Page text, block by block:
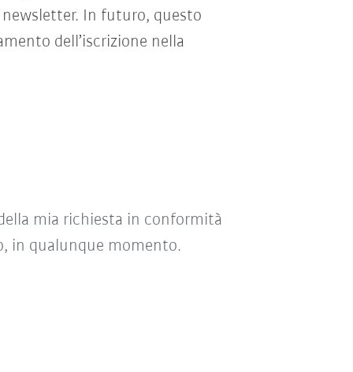
In futuro, questo
dell’iscrizione nella
mia richiesta in conformità
in qualunque momento.